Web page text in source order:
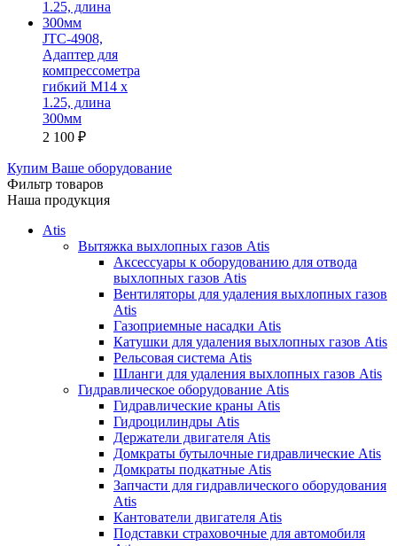
JTC-4908,
Адаптер для
компрессометра
гибкий M14 x
1.25, длина
300мм
2 100 ₽
Купим Ваше оборудование
Фильтр товаров
Наша продукция
Atis
Вытяжка выхлопных газов Atis
Аксессуары к оборудованию для отвода
выхлопных газов Atis
Вентиляторы для удаления выхлопных газов
Atis
Газоприемные насадки Atis
Катушки для удаления выхлопных газов Atis
Рельсовая система Atis
Шланги для удаления выхлопных газов Atis
Гидравлическое оборудование Atis
Гидравлические краны Atis
Гидроцилиндры Atis
Держатели двигателя Atis
Домкраты бутылочные гидравлические Atis
Домкраты подкатные Atis
Запчасти для гидравлического оборудования
Atis
Кантователи двигателя Atis
Подставки страховочные для автомобиля